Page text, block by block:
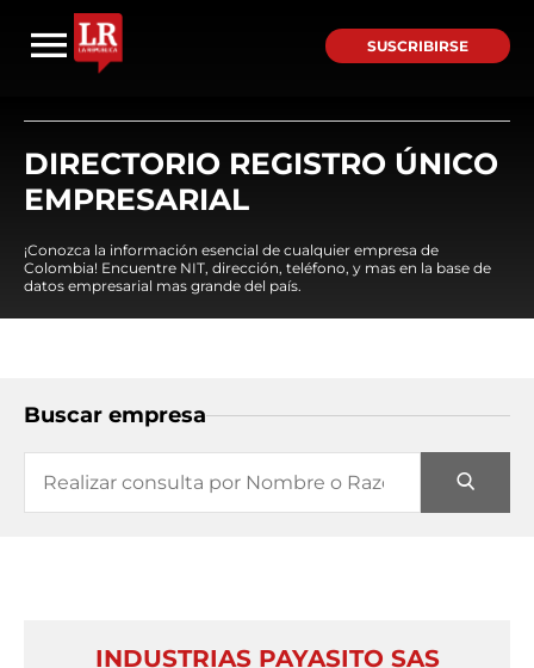
SUSCRIBIRSE
DIRECTORIO REGISTRO ÚNICO
EMPRESARIAL
¡Conozca la información esencial de cualquier empresa de
Colombia! Encuentre NIT, dirección, teléfono, y mas en la base de
datos empresarial mas grande del país.
Buscar empresa
INDUSTRIAS PAYASITO SAS